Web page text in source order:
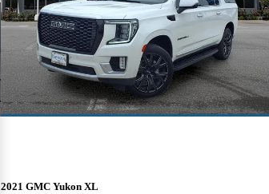
2021 GMC Yukon XL